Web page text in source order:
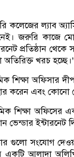
কলেজের ল্যাব
জরুরি কাজে
প্রতিষ্ঠান
অতিরিক্ত খরচ
শিক্ষা অফিসার
করেন এবং কোনো
শিক্ষা অফিসের
ভেন্ডার ইন্টারনেট
গুলো সংযোগ
একটি আলাদা